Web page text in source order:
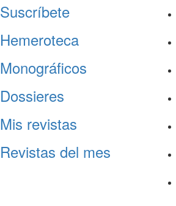
Suscríbete
Hemeroteca
Monográficos
Dossieres
Mis revistas
Revistas del mes